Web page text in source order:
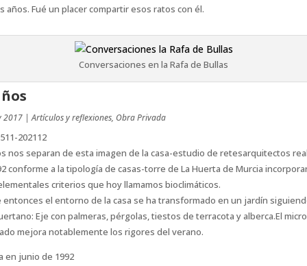
años. Fué un placer compartir esos ratos con él.
Conversaciones en la Rafa de Bullas
2017 |Artículos y reflexiones, Obra Privada
nos separan de esta imagen de la casa-estudio de retesarquitectos
conforme a la tipología de casas-torre de La Huerta de Murcia
criterios que hoy llamamos bioclimáticos.
entonces el entorno de la casa se ha transformado en un jardín
Eje con palmeras, pérgolas, tiestos de terracota y alberca.El
mejora notablemente los rigores del verano.
en junio de 1992